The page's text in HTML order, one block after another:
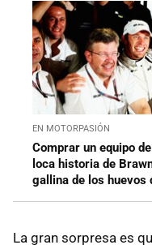
EN MOTORPASIÓN
Comprar un equipo
loca historia de
gallina de los huevos
La gran sorpresa es